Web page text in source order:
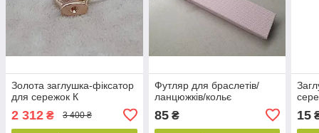
Золота заглушка-фіксатор
для сережок К
2 312 ₴ 3 400 ₴
Футляр для браслетів/
ланцюжків/кольє
85₴ 15